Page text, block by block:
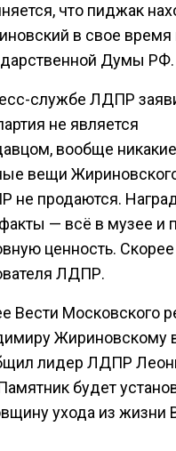
что пиджак
в свое время
Думы РФ.
службе ЛДПР
не является
вообще никакие
вещи
не продаются.
— всё в музее и
ценность.
ЛДПР.
Вести Московского
Жириновскому
лидер ЛДПР
будет
ухода из